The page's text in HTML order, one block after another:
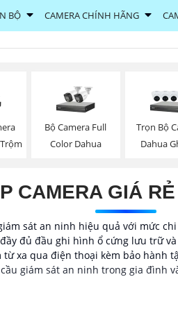
BỘ CAMERA CHÍNH HÃNG
Bộ Camera Full
Color Dahua
Trọn Bộ
Dahua
CAMERA GIÁ
sát an ninh hiệu quả với mức
đủ đầu ghi hình ổ cứng lưu trữ
xa qua điện thoại kèm bảo
giám sát an ninh trong gia đình